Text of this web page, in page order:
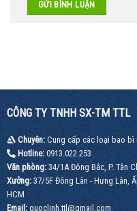
CÔNG TY TNHH SX-TM TTL
Chuyên: Cung cấp các loại bao bì
Hotline: 0913.022.253
Văn phòng: 34/1A Đông Bắc, P. Tân
Xưởng: 37/5F Đông Lân - Hưng Lân,
HCM
Email:quoclinh.ttl@gmail.com